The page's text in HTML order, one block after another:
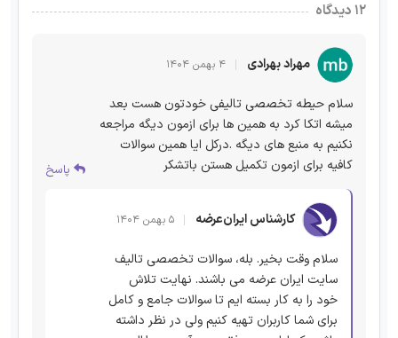
۱۲ دیدگاه
مهراد بهرادی ۴ بهمن ۱۴۰۴
سلام حیطه تخصصی تالیفی خودتون هست بعد
میشه اتکا کرد به همین ها برای ازمون دیگه مراجعه
نکنیم به منبع های دیگه .درکل ایا همین سوالات
کافیه برای ازمون تکمیل هستن باتشکر
پاسخ
کارشناس ایران‌عرضه ۵ بهمن ۱۴۰۴
سلام وقت بخیر. بله، سوالات تخصصی تالیف
سایت ایران عرضه می باشند. نهایت تلاش
خود را به کار بسته ایم تا سوالات جامع و کامل
برای شما کاربران تهیه کنیم ولی در نظر داشته